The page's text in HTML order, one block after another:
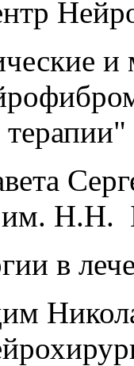
и
терапии"
Н.Н.
в